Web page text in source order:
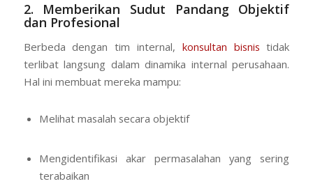
2. Memberikan Sudut Pandang Objektif
dan Profesional
Berbeda dengan tim internal, konsultan bisnis tidak
terlibat langsung dalam dinamika internal perusahaan.
Hal ini membuat mereka mampu:
Melihat masalah secara objektif
Mengidentifikasi akar permasalahan yang sering
terabaikan